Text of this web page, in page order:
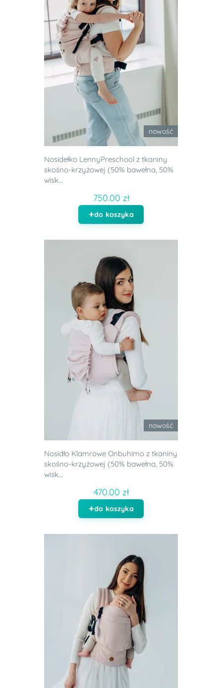
nowość
Nosidełko LennyPreschool z tkaniny
skośno-krzyżowej (50% bawełna, 50%
wisk...
750.00 zł
do koszyka
nowość
Nosidło Klamrowe Onbuhimo z tkaniny
skośno-krzyżowej (50% bawełna, 50%
wisk...
470.00 zł
do koszyka